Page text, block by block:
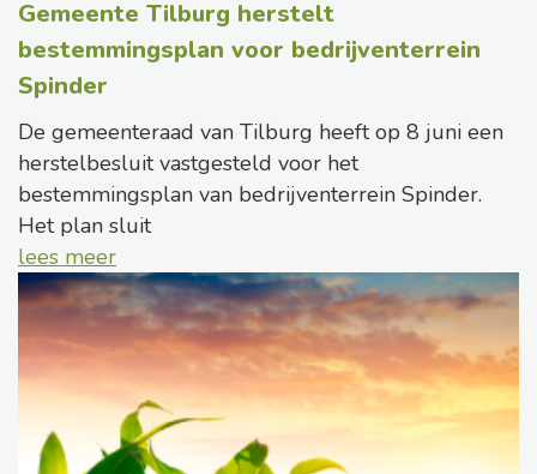
Gemeente Tilburg herstelt
bestemmingsplan voor bedrijventerrein
Spinder
De gemeenteraad van Tilburg heeft op 8 juni een
herstelbesluit vastgesteld voor het
bestemmingsplan van bedrijventerrein Spinder.
Het plan sluit
lees meer